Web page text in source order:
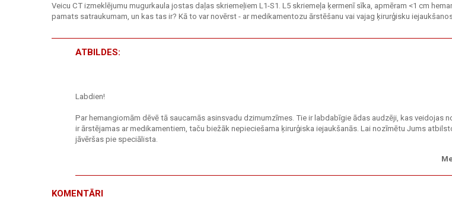
Veicu CT izmeklējumu mugurkaula jostas daļas skriemeļiem L1-S1. L5 skriemeļa ķermenī sīka, apmēram <1 cm
pamats satraukumam, un kas tas ir? Kā to var novērst - ar medikamentozu ārstēšanu vai vajag ķirurģisku
ATBILDES:
Labdien!
Par hemangiomām dēvē tā saucamās asinsvadu dzimumzīmes. Tie ir labdabīgie ādas audzēji, kas veidojas
ir ārstējamas ar medikamentiem, taču biežāk nepieciešama ķirurģiska iejaukšanās. Lai nozīmētu Jums
jāvēršas pie speciālista.
KOMENTĀRI